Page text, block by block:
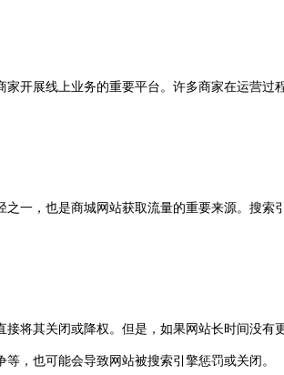
家开展线上业务的重要平台。许多商家在运营过
一，也是商城网站获取流量的重要来源。搜
将其关闭或降权。但是，如果网站长时间没
，也可能会导致网站被搜索引擎惩罚或关闭。